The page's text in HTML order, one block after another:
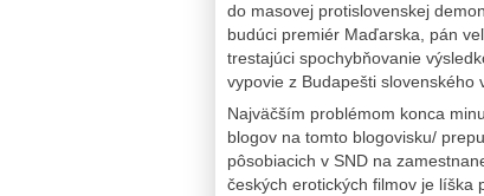
do masovej protislovenskej
budúci premiér Maďarska, pán
trestajúci spochybňovanie
vypovie z Budapešti
Najväčším problémom konca
blogov na tomto blogovisku/
pôsobiacich v SND na
českých erotických filmov je líška